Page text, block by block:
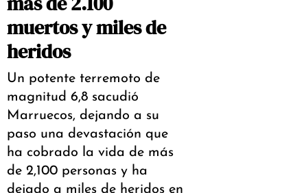
muertos y miles de
heridos
Un potente terremoto de
magnitud 6,8 sacudió
Marruecos, dejando a su
paso una devastación que
ha cobrado la vida de más
de 2,100 personas y ha
dejado a miles de heridos en